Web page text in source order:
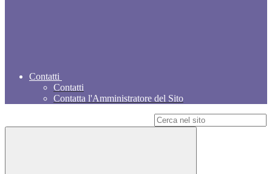
Contatti
Contatti
Contatta l'Amministratore del Sito